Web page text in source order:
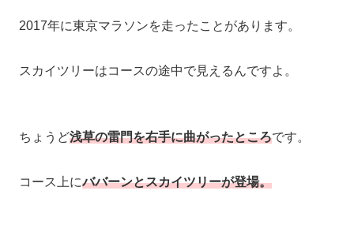
2017年に東京マラソンを走ったことがあります。
スカイツリーはコースの途中で見えるんですよ。
ちょうど浅草の雷門を右手に曲がったところです。
コース上にババーンとスカイツリーが登場。